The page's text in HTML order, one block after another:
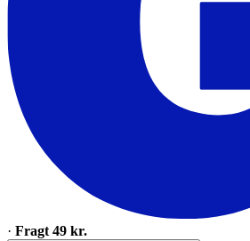
· Fragt 49 kr.